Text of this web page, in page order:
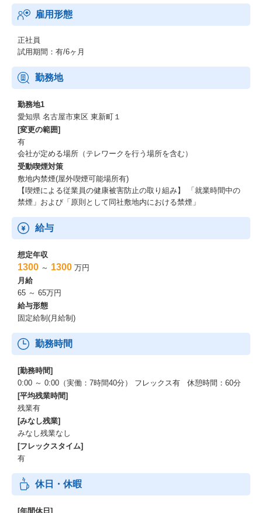
また、評価運用や人財配置の適正な実施をリードし、
組織運営における公正性・透明性の向上に貢献していただきま
す。
あわせて、原子力部門に限らず同社全体のHRBP機能の強化・高度
外部で培われた知見や視点、
原子力部門におけるHRBP経験を活かしながら、
HRBPの役割定義や業務の在り方の整理、
運用の高度化・定着をリードし、
同社全体における人事機能の進化やあり方再定義にも貢献してい
ただきます。
業務にあたっては、
現場や事業部門に寄り添いながら実態を的確に把握するととも
に、
人事としての客観的な視点を持ち、
本社人事部門とも連携しながら、
バランスの取れた人事機能を発揮していただくことを期待してい
ます。
雇用形態
正社員
試用期間：有/6ヶ月
勤務地
勤務地1
愛知県 名古屋市東区 東新町１
[変更の範囲]
有
会社が定める場所（テレワークを行う場所を含む）
受動喫煙対策
敷地内禁煙(屋外喫煙可能場所有)
【喫煙による従業員の健康被害防止の取り組み】 「就業時間中の
禁煙」および「原則として同社敷地内における禁煙」
給与
想定年収
1300 ～ 1300 万円
月給
65 ～ 65万円
給与形態
固定給制(月給制)
勤務時間
[勤務時間]
0:00 ～ 0:00（実働：7時間40分） フレックス有 休憩時間：60分
[平均残業時間]
残業有
[みなし残業]
みなし残業なし
[フレックスタイム]
有
休日・休暇
[年間休日]